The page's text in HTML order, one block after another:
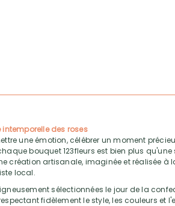
intemporelle des roses
une émotion, célébrer un moment
bouquet 123fleurs est bien plus qu'une
création artisanale, imaginée et réalisée à
local.
sélectionnées le jour de la
fidèlement le style, les couleurs et